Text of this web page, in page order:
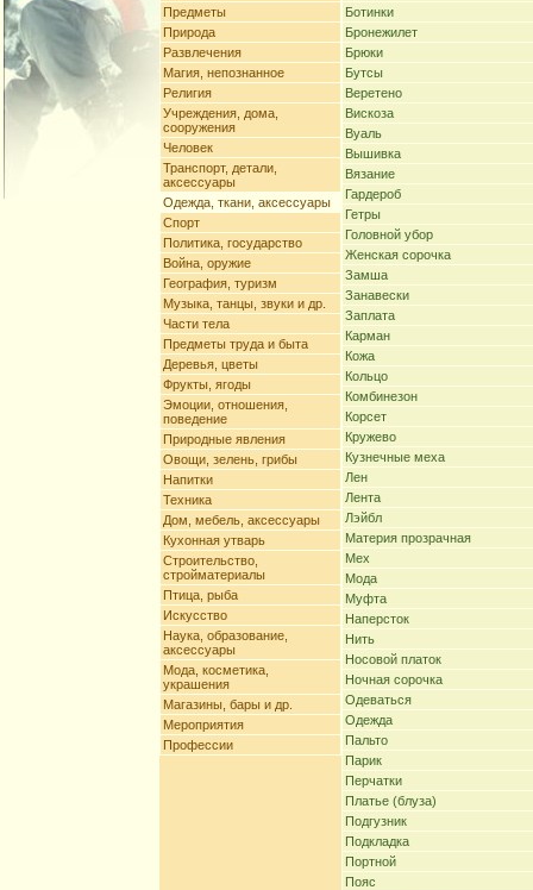
Предметы
Природа
Развлечения
Магия, непознанное
Религия
Учреждения, дома,
сооружения
Человек
Транспорт, детали,
аксессуары
Одежда, ткани, аксессуары
Спорт
Политика, государство
Война, оружие
География, туризм
Музыка, танцы, звуки и др.
Части тела
Предметы труда и быта
Деревья, цветы
Фрукты, ягоды
Эмоции, отношения,
поведение
Природные явления
Овощи, зелень, грибы
Напитки
Техника
Дом, мебель, аксессуары
Кухонная утварь
Строительство,
стройматериалы
Птица, рыба
Искусство
Наука, образование,
аксессуары
Мода, косметика,
украшения
Магазины, бары и др.
Мероприятия
Профессии
Ботинки
Бронежилет
Брюки
Бутсы
Веретено
Вискоза
Вуаль
Вышивка
Вязание
Гардероб
Гетры
Головной убор
Женская сорочка
Замша
Занавески
Заплата
Карман
Кожа
Кольцо
Комбинезон
Корсет
Кружево
Кузнечные меха
Лен
Лента
Лэйбл
Материя прозрачная
Мех
Мода
Муфта
Наперсток
Нить
Носовой платок
Ночная сорочка
Одеваться
Одежда
Пальто
Парик
Перчатки
Платье (блуза)
Подгузник
Подкладка
Портной
Пояс